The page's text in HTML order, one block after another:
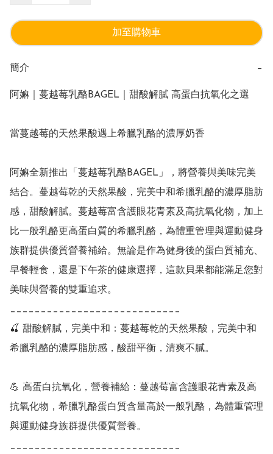
加至購物車
簡介 −
阿嫲｜蔓越莓乳酪BAGEL｜甜酸解膩 高蛋白抗氧化之選
當蔓越莓的天然果酸遇上希臘乳酪的濃厚奶香
阿嫲全新推出「蔓越莓乳酪BAGEL」，將營養與美味完美
結合。蔓越莓乾的天然果酸，完美中和希臘乳酪的濃厚脂肪
感，甜酸解膩。蔓越莓富含護眼花青素及高抗氧化物，加上
比一般乳酪更高蛋白質的希臘乳酪，為體重管理與運動健身
族群提供優質營養補給。無論是作為健身後的蛋白質補充、
早餐輕食，還是下午茶的健康選擇，這款貝果都能滿足您對
美味與營養的雙重追求。
____________________________
🍒 甜酸解膩，完美中和：蔓越莓乾的天然果酸，完美中和
希臘乳酪的濃厚脂肪感，酸甜平衡，清爽不膩。
💪 高蛋白抗氧化，營養補給：蔓越莓富含護眼花青素及高
抗氧化物，希臘乳酪蛋白質含量高於一般乳酪，為體重管理
與運動健身族群提供優質營養。
____________________________